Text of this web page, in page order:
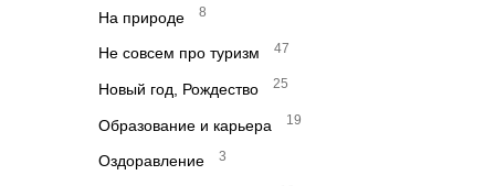
На природе 8
Не совсем про туризм 47
Новый год, Рождество 25
Образование и карьера 19
Оздоравление 3